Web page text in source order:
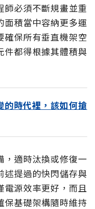
師必須不斷規畫並重
面積當中容納更多運
確保所有垂直機架空
件都得根據其體積與
的時代裡，該如何搶
，適時汰換或修復一
述提過的快閃儲存與
源效率更好，而且
保基礎架構隨時維持